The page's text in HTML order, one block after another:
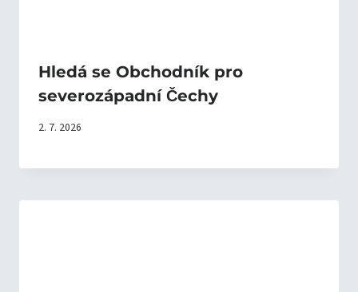
Hledá se Obchodník pro
severozápadní Čechy
2. 7. 2026